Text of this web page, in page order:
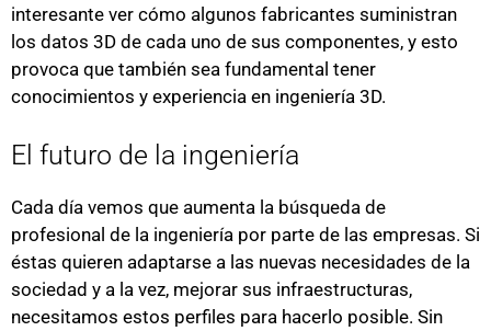
interesante ver cómo algunos fabricantes suministran
los datos 3D de cada uno de sus componentes, y esto
provoca que también sea fundamental tener
conocimientos y experiencia en ingeniería 3D.
El futuro de la ingeniería
Cada día vemos que aumenta la búsqueda de
profesional de la ingeniería por parte de las empresas. Si
éstas quieren adaptarse a las nuevas necesidades de la
sociedad y a la vez, mejorar sus infraestructuras,
necesitamos estos perfiles para hacerlo posible. Sin